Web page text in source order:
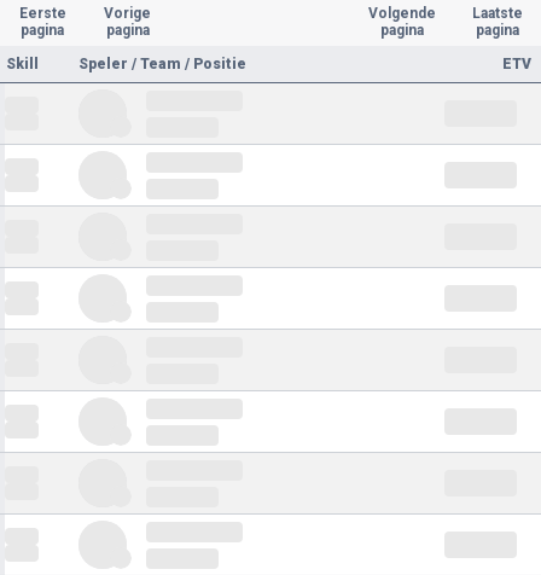
Eerste
pagina
Vorige
pagina
Volgende
pagina
Laatste
pagina
Skill
Speler / Team / Positie ETV